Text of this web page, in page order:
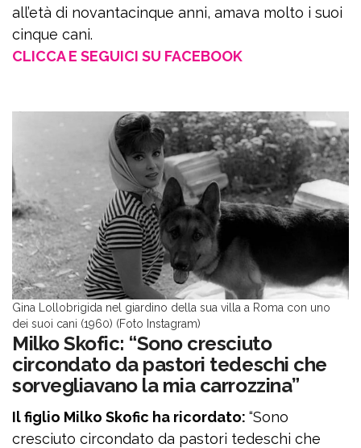
all’età di novantacinque anni, amava molto i suoi
cinque cani.
CLICCA E SEGUICI SU FACEBOOK
Gina Lollobrigida nel giardino della sua villa a Roma con uno
dei suoi cani (1960) (Foto Instagram)
Milko Skofic: “Sono cresciuto
circondato da pastori tedeschi che
sorvegliavano la mia carrozzina”
Il figlio Milko Skofic ha ricordato: “Sono
cresciuto circondato da pastori tedeschi che